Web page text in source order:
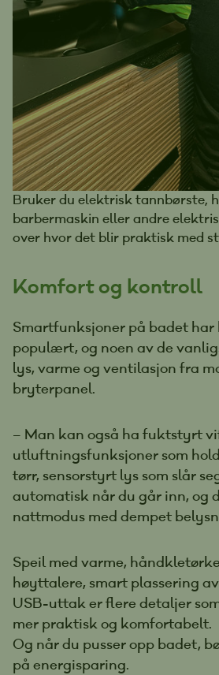
Bruker du elektrisk tannbørste,
barbermaskin eller andre
over hvor det blir praktisk med
Komfort og kontroll
Smartfunksjoner på badet
populært, og noen av de
lys, varme og ventilasjon fra
bryterpanel.
– Man kan også ha fuktstyrt
utluftningsfunksjoner som
tørr, sensorstyrt lys som slår
automatisk når du går inn, og
nattmodus med dempet
Speil med varme,
høyttalere, smart plassering
USB-uttak er flere detaljer
mer praktisk og komfortabelt.
Og når du pusser opp badet,
på energisparing.